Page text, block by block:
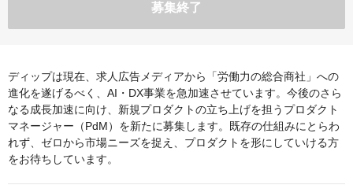
募集終了
ディップは現在、求人広告メディアから「労働力の総合商社」への
進化を遂げるべく、AI・DX事業を急加速させています。今後のさら
なる成長加速に向け、新規プロダクトの立ち上げを担うプロダクト
マネージャー（PdM）を新たに募集します。既存の仕組みにとらわ
れず、ゼロから市場ニーズを捉え、プロダクトを形にしていける方
をお待ちしています。